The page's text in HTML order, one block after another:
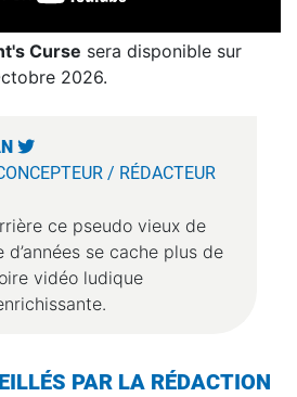
Curse sera disponible sur
2026.
/ RÉDACTEUR
ce pseudo vieux de
d’années se cache plus de
vidéo ludique
PAR LA RÉDACTION